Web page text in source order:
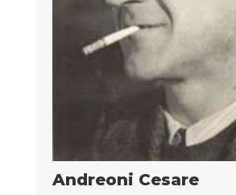
Andreoni Cesare